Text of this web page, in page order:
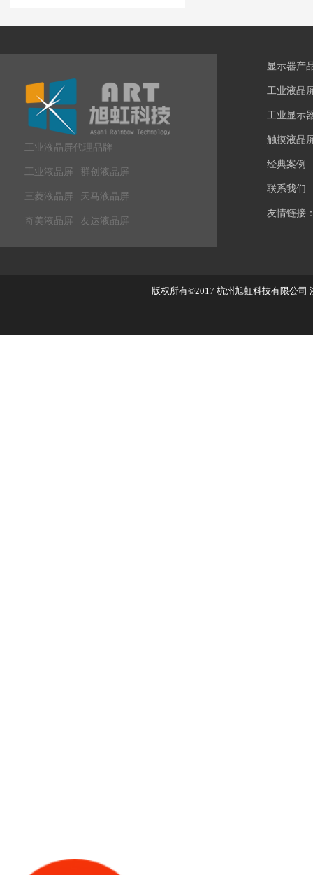
工业液晶屏代理品牌
工业液晶屏 群创液晶屏
三菱液晶屏 天马液晶屏
奇美液晶屏 友达液晶屏
显示器产
工业液晶
工业显示
触摸液晶
经典案例
联系我们
友情链接
版权所有©2017 杭州旭虹科技有限公司